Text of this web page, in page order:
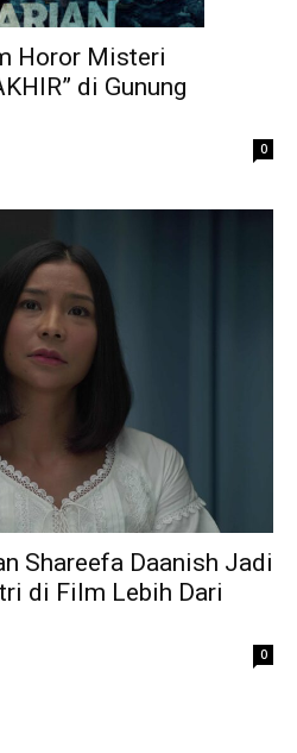
Horor Misteri
di Gunung
0
Shareefa Daanish Jadi
di Film Lebih Dari
0